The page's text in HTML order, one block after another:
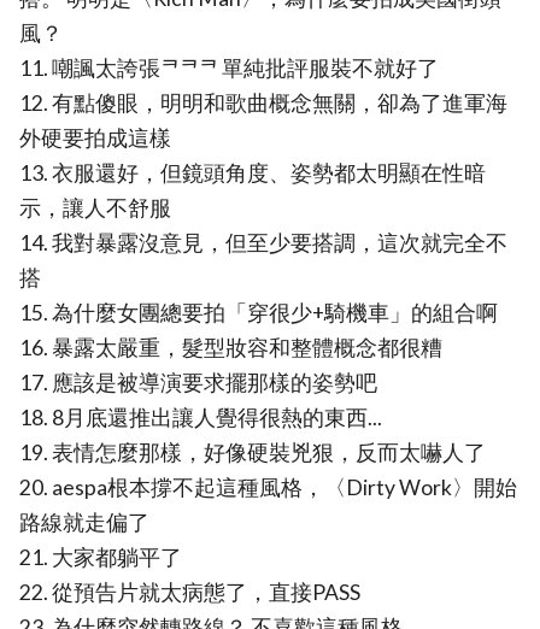
風？
11. 嘲諷太誇張ᄏᄏᄏ 單純批評服裝不就好了
12. 有點傻眼，明明和歌曲概念無關，卻為了進軍海
外硬要拍成這樣
13. 衣服還好，但鏡頭角度、姿勢都太明顯在性暗
示，讓人不舒服
14. 我對暴露沒意見，但至少要搭調，這次就完全不
搭
15. 為什麼女團總要拍「穿很少+騎機車」的組合啊
16. 暴露太嚴重，髮型妝容和整體概念都很糟
17. 應該是被導演要求擺那樣的姿勢吧
18. 8月底還推出讓人覺得很熱的東西...
19. 表情怎麼那樣，好像硬裝兇狠，反而太嚇人了
20. aespa根本撐不起這種風格，〈Dirty Work〉開始
路線就走偏了
21. 大家都躺平了
22. 從預告片就太病態了，直接PASS